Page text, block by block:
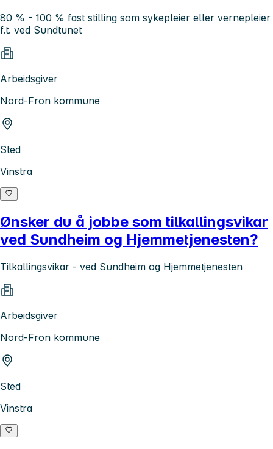
80 % - 100 % fast stilling som sykepleier eller vernepleier
f.t. ved Sundtunet
Arbeidsgiver
Nord-Fron kommune
Sted
Vinstra
Ønsker du å jobbe som tilkallingsvikar
ved Sundheim og Hjemmetjenesten?
Tilkallingsvikar - ved Sundheim og Hjemmetjenesten
Arbeidsgiver
Nord-Fron kommune
Sted
Vinstra